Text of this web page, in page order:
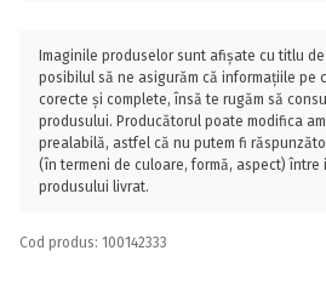
Imaginile produselor sunt afișate cu titlu
posibilul să ne asigurăm că informațiile pe
corecte și complete, însă te rugăm să
produsului. Producătorul poate modifica
prealabilă, astfel că nu putem fi
(în termeni de culoare, formă, aspect)
produsului livrat.
Cod produs: 100142333